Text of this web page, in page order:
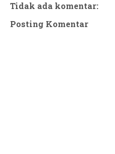
Tidak ada komentar:
Posting Komentar